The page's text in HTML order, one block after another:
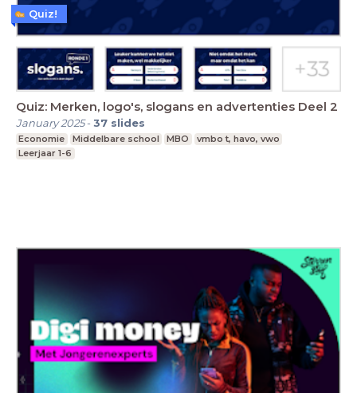
Quiz: Merken, logo's, slogans en advertenties Deel 2
January 2025-37 slides
Economie Middelbare school MBO
vmbo t, havo, vwo
Leerjaar 1-6
Quiz!